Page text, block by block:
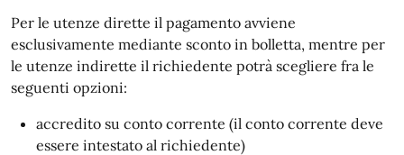
Per le utenze dirette il pagamento avviene
esclusivamente mediante sconto in bolletta, mentre per
le utenze indirette il richiedente potrà scegliere fra le
seguenti opzioni:
accredito su conto corrente (il conto corrente deve
essere intestato al richiedente)